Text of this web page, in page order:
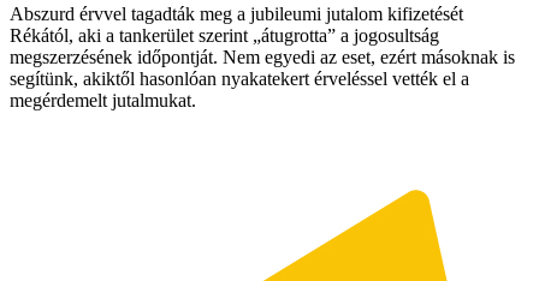
Abszurd érvvel tagadták meg a jubileumi jutalom kifizetését
Rékától, aki a tankerület szerint „átugrotta” a jogosultság
megszerzésének időpontját. Nem egyedi az eset, ezért másoknak is
segítünk, akiktől hasonlóan nyakatekert érveléssel vették el a
megérdemelt jutalmukat.